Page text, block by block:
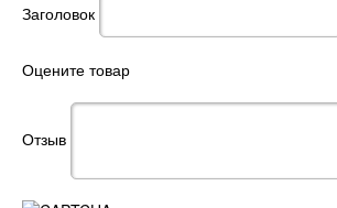
Заголовок
Оцените товар
Отзыв